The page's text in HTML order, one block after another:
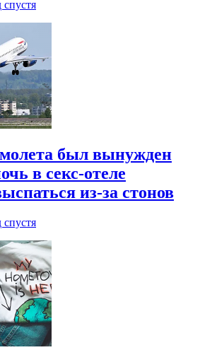
спустя
был вынужден
в секс-отеле
из-за стонов
спустя